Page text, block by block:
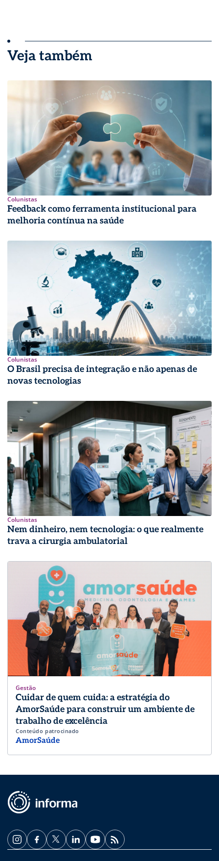
Veja também
Colunistas
Feedback como ferramenta institucional para
melhoria contínua na saúde
Colunistas
O Brasil precisa de integração e não apenas de
novas tecnologias
Colunistas
Nem dinheiro, nem tecnologia: o que realmente
trava a cirurgia ambulatorial
Gestão
Cuidar de quem cuida: a estratégia do
AmorSaúde para construir um ambiente de
trabalho de excelência
Conteúdo patrocinado
AmorSaúde